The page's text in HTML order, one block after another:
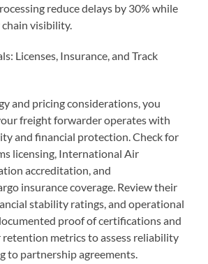
reduce delays by 30% while
visibility.
Licenses, Insurance, and Track
and pricing considerations, you
freight forwarder operates with
and financial protection. Check for
licensing, International Air
accreditation, and
insurance coverage. Review their
stability ratings, and operational
proof of certifications and
retention metrics to assess reliability
to partnership agreements.